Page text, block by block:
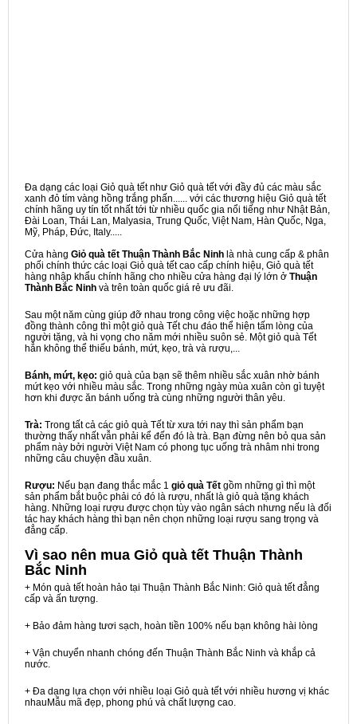
Đa dạng các loại Giỏ quà tết như Giỏ quà tết với đầy đủ các màu sắc
xanh đỏ tím vàng hồng trắng phấn...... với các thương hiệu Giỏ quà tết
chính hãng uy tín tốt nhất tới từ nhiều quốc gia nổi tiếng như Nhật Bản,
Đài Loan, Thái Lan, Malyasia, Trung Quốc, Việt Nam, Hàn Quốc, Nga,
Mỹ, Pháp, Đức, Italy.....
Cửa hàng Giỏ quà tết Thuận Thành Bắc Ninh là nhà cung cấp & phân
phối chính thức các loại Giỏ quà tết cao cấp chính hiệu, Giỏ quà tết
hàng nhập khẩu chính hãng cho nhiều cửa hàng đại lý lớn ở Thuận
Thành Bắc Ninh và trên toàn quốc giá rẻ ưu đãi.
Sau một năm cùng giúp đỡ nhau trong công việc hoặc những hợp
đồng thành công thì một giỏ quà Tết chu đáo thể hiện tấm lòng của
người tặng, và hi vọng cho năm mới nhiều suôn sẻ. Một giỏ quà Tết
hẳn không thể thiếu bánh, mứt, kẹo, trà và rượu,...
Bánh, mứt, kẹo: giỏ quà của bạn sẽ thêm nhiều sắc xuân nhờ bánh
mứt kẹo với nhiều màu sắc. Trong những ngày mùa xuân còn gì tuyệt
hơn khi được ăn bánh uống trà cùng những người thân yêu.
Trà: Trong tất cả các giỏ quà Tết từ xưa tới nay thì sản phẩm bạn
thường thấy nhất vẫn phải kể đến đó là trà. Bạn đừng nên bỏ qua sản
phẩm này bởi người Việt Nam có phong tục uống trà nhâm nhi trong
những câu chuyện đầu xuân.
Rượu: Nếu bạn đang thắc mắc 1 giỏ quà Tết gồm những gì thì một
sản phẩm bắt buộc phải có đó là rượu, nhất là giỏ quà tặng khách
hàng. Những loại rượu được chọn tùy vào ngân sách nhưng nếu là đối
tác hay khách hàng thì bạn nên chọn những loại rượu sang trọng và
đẳng cấp.
Vì sao nên mua Giỏ quà tết Thuận Thành
Bắc Ninh
+ Món quà tết hoàn hảo tại Thuận Thành Bắc Ninh: Giỏ quà tết đẳng
cấp và ấn tượng.
+ Bảo đảm hàng tươi sạch, hoàn tiền 100% nếu bạn không hài lòng
+ Vận chuyển nhanh chóng đến Thuận Thành Bắc Ninh và khắp cả
nước.
+ Đa dạng lựa chọn với nhiều loại Giỏ quà tết với nhiều hương vị khác
nhauMẫu mã đẹp, phong phú và chất lượng cao.